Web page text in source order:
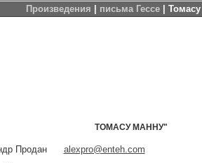
Произведения письма Гессе |
ТОМАСУ МАННУ"
Продан alexpro@enteh.com